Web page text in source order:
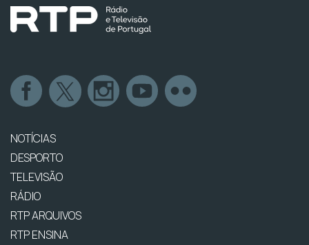
NOTÍCIAS
DESPORTO
TELEVISÃO
RÁDIO
RTP ARQUIVOS
RTP ENSINA